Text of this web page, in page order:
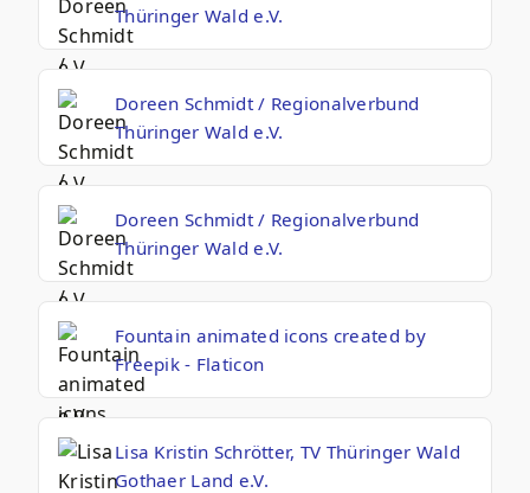
Thüringer Wald e.V.
Doreen Schmidt / Regionalverbund
Thüringer Wald e.V.
Doreen Schmidt / Regionalverbund
Thüringer Wald e.V.
Fountain animated icons created by
Freepik - Flaticon
Lisa Kristin Schrötter, TV Thüringer Wald
Gothaer Land e.V.